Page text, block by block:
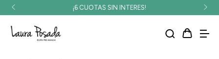
¡6 CUOTAS SIN INTERES!